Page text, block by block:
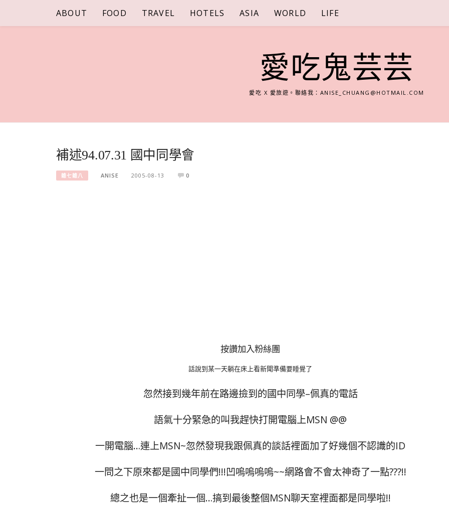
content
ABOUT FOOD TRAVEL HOTELS ASIA WORLD LIFE
愛吃鬼芸芸
愛吃 X 愛旅遊。聯絡我： ANISE_CHUANG@HOTMAIL.COM
補述94.07.31 國中同學會
雜七雜八 ANISE 2005-08-13 0
按讚加入粉絲團
話說到某一天躺在床上看新聞準備要睡覺了
忽然接到幾年前在路邊撿到的國中同學–佩真的電話
語氣十分緊急的叫我趕快打開電腦上MSN @@
一開電腦…連上MSN~忽然發現我跟佩真的談話裡面加了好幾個不認識的ID
一問之下原來都是國中同學們!!!凹嗚嗚嗚嗚~~網路會不會太神奇了一點???!!
總之也是一個牽扯一個…搞到最後整個MSN聊天室裡面都是同學啦!!